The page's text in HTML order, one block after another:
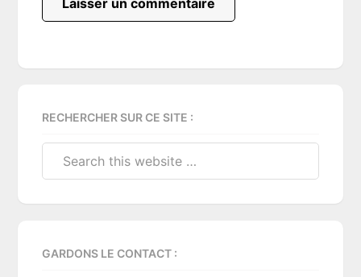
Sidebar
RECHERCHER SUR CE SITE :
GARDONS LE CONTACT :